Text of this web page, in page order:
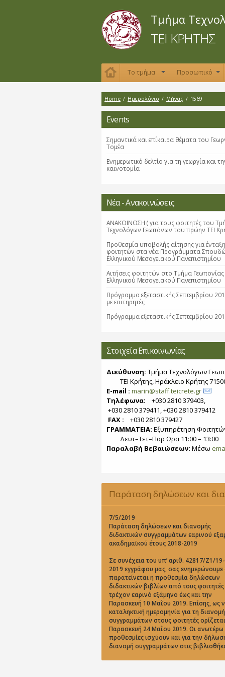
Τμήμα
ΤΕΙ ΚΡΗΤΗΣ
Το τμήμα Προσωπικό
Home / Ημερολόγιο / Μήνας / 1569
Events
Σημαντικά και επίκαιρα θέματα του
Τομέα
Ενημερωτικό δελτίο για τη γεωργία και
καινοτομία
Νέα - Ανακοινώσεις
ΑΝΑΚΟΙΝΩΣΗ ( για τους φοιτητές του
Τεχνολόγων Γεωπόνων του πρώην ΤΕΙ
Προθεσμία υποβολής αίτησης για ένταξη
φοιτητών στα νέα Προγράμματα
Ελληνικού Μεσογειακού Πανεπιστημίου
Αιτήσεις φοιτητών στο Τμήμα
Ελληνικού Μεσογειακού Πανεπιστημίου
Πρόγραμμα εξεταστικής Σεπτεμβρίου
με επιτηρητές
Πρόγραμμα εξεταστικής Σεπτεμβρίου
Στοιχεία Επικοινωνίας
Διεύθυνση: Τμήμα Τεχνολόγων
ΤΕΙ Κρήτης, Ηράκλειο Κρήτης
E-mail : marin@staff.teicrete.gr
Τηλέφωνα: +030 2810 379403,
+030 2810 379411, +030 2810 379412
FAX : +030 2810 379427
ΓΡΑΜΜΑΤΕΙΑ: Εξυπηρέτηση
Δευτ–Τετ–Παρ Ωρα 11:00 – 13:00
Παραλαβή Βεβαιώσεων: Μέσω
Παράταση δηλώσεων και
διδακτικών συγγραμμάτων
εξαμήνου ακαδημαϊκού έτους
2019
7/5/2019
Παράταση δηλώσεων και διανομής
διδακτικών συγγραμμάτων εαρινού
ακαδημαϊκού έτους 2018-2019
Σε συνέχεια του υπ’ αριθ. 42817/Ζ1/
2019 εγγράφου μας, σας ενημερώνουμε
παρατείνεται η προθεσμία δηλώσεων
διδακτικών βιβλίων από τους φοιτητές
τρέχον εαρινό εξάμηνο έως και την
Παρασκευή 10 Μαΐου 2019. Επίσης, ως
καταληκτική ημερομηνία για τη
συγγραμμάτων στους φοιτητές
Παρασκευή 24 Μαΐου 2019. Οι ανωτέρω
προθεσμίες ισχύουν και για την
διανομή συγγραμμάτων στις